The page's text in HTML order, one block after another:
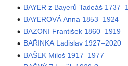
BAYER z Bayerů Tadeáš
BAYEROVÁ Anna 1853–1924
BAZONI František 1860–1919
BAŘINKA Ladislav 1927–2020
BAŠEK Miloš 1917–1977